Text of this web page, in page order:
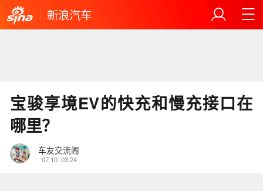
新浪汽车
宝骏享境EV的快充和慢充接口在
哪里？
车友交流阁
07.10 03:24